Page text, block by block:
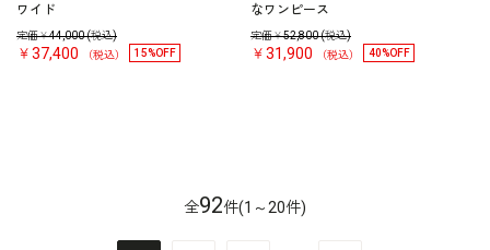
ワイド
定価￥44,000(税込)
￥37,400 （税込） 15%OFF
なワンピース
定価￥52,800(税込)
￥31,900 （税込） 40%OFF
全92件(1～20件)